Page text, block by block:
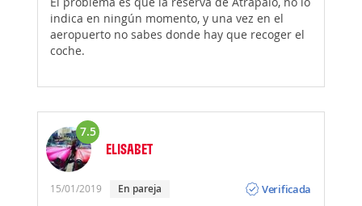
indica en ningún momento, y una vez en el
aeropuerto no sabes donde hay que recoger el
coche.
7.5
ELISABET
15/01/2019 En pareja
Verificada